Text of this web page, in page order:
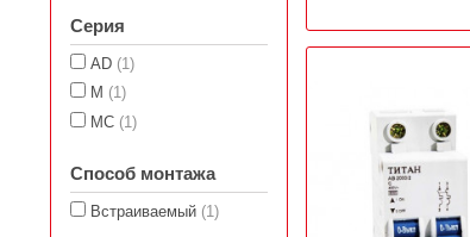
Серия
AD (1)
M (1)
MC (1)
Способ монтажа
Встраиваемый (1)